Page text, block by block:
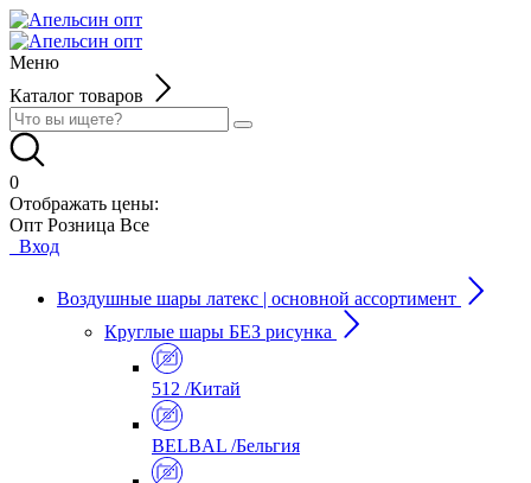
Меню
Каталог товаров
0
Отображать цены:
Опт Розница Все
Вход
Воздушные шары латекс | основной ассортимент
Круглые шары БЕЗ рисунка
512 /Китай
BELBAL /Бельгия